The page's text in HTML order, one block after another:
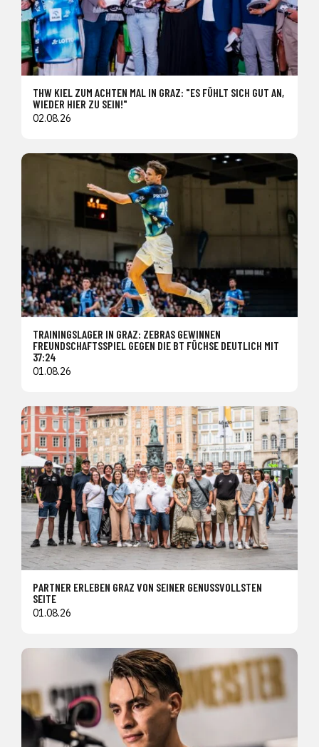
THW KIEL ZUM ACHTEN MAL IN GRAZ: "ES FÜHLT SICH GUT AN,
WIEDER HIER ZU SEIN!"
02.08.26
TRAININGSLAGER IN GRAZ: ZEBRAS GEWINNEN
FREUNDSCHAFTSSPIEL GEGEN DIE BT FÜCHSE DEUTLICH MIT
37:24
01.08.26
PARTNER ERLEBEN GRAZ VON SEINER GENUSSVOLLSTEN
SEITE
01.08.26